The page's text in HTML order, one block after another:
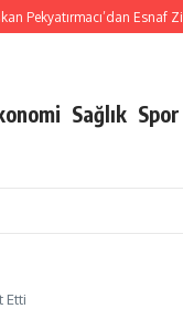
Esnaf Ziyareti
Sağlık Spor
Etti